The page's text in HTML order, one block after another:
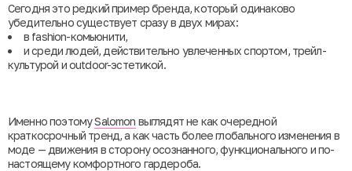
Сегодня это редкий пример бренда, который одинаково
убедительно существует сразу в двух мирах:
в fashion-комьюнити,
и среди людей, действительно увлеченных спортом, трейл-
культурой и outdoor-эстетикой.
Именно поэтомуSalomon выглядят не как очередной
краткосрочный тренд, а как часть более глобального изменения в
моде — движения в сторону осознанного, функционального и по-
настоящему комфортного гардероба.